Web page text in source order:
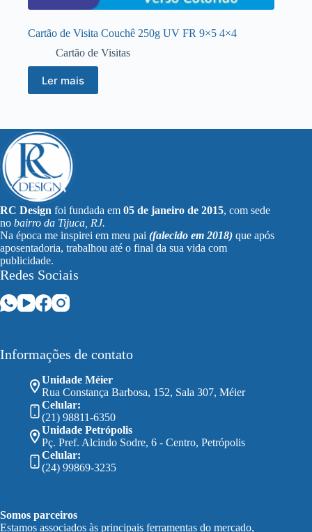
Cartão de Visita Couchê 250g UV FR 9×5 4×4
Cartão de Visitas
Ler mais
RC Design foi fundada em 05 de janeiro de 2015, com sede
no bairro da Tijuca, RJ.
Na época me inspirei em meu pai (falecido em 2018) que após
aposentadoria, trabalhou até o final da sua vida com
publicidade.
Redes Sociais
Informações de contato
Unidade Méier
Rua Constança Barbosa, 152, Sala 307, Méier
Celular:
(21) 98811-6350
Unidade Petrópolis
Pç. Pref. Alcindo Sodre, 6 - Centro, Petrópolis
Celular:
(24) 99869-3235
Somos parceiros
Estamos associados às principais ferramentas do mercado,